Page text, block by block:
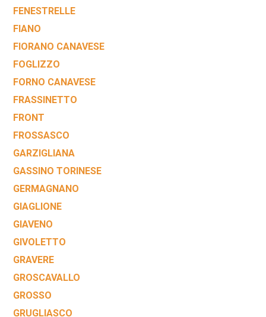
FENESTRELLE
FIANO
FIORANO CANAVESE
FOGLIZZO
FORNO CANAVESE
FRASSINETTO
FRONT
FROSSASCO
GARZIGLIANA
GASSINO TORINESE
GERMAGNANO
GIAGLIONE
GIAVENO
GIVOLETTO
GRAVERE
GROSCAVALLO
GROSSO
GRUGLIASCO